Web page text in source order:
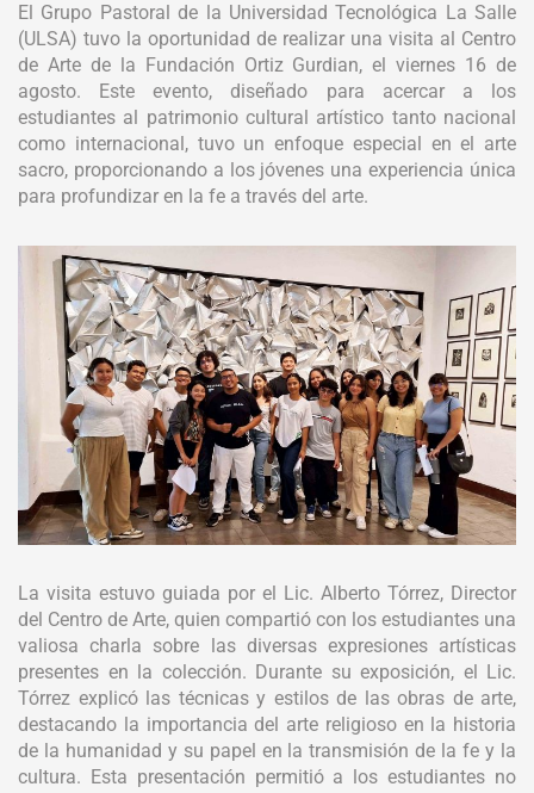
El Grupo Pastoral de la Universidad Tecnológica La Salle
(ULSA) tuvo la oportunidad de realizar una visita al Centro
de Arte de la Fundación Ortiz Gurdian, el viernes 16 de
agosto. Este evento, diseñado para acercar a los
estudiantes al patrimonio cultural artístico tanto nacional
como internacional, tuvo un enfoque especial en el arte
sacro, proporcionando a los jóvenes una experiencia única
para profundizar en la fe a través del arte.
La visita estuvo guiada por el Lic. Alberto Tórrez, Director
del Centro de Arte, quien compartió con los estudiantes una
valiosa charla sobre las diversas expresiones artísticas
presentes en la colección. Durante su exposición, el Lic.
Tórrez explicó las técnicas y estilos de las obras de arte,
destacando la importancia del arte religioso en la historia
de la humanidad y su papel en la transmisión de la fe y la
cultura. Esta presentación permitió a los estudiantes no